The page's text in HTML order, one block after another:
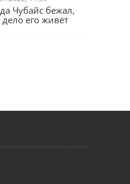
11:55
Чубайс бежал,